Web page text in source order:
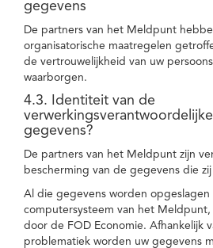
gegevens
De partners van het Meldpunt
organisatorische maatregelen
de vertrouwelijkheid van uw
waarborgen.
4.3. Identiteit van de
gegevens?
De partners van het Meldpunt zijn
bescherming van de gegevens die
Al die gegevens worden
computersysteem van het
door de FOD Economie. Afhankelijk
problematiek worden uw gegevens